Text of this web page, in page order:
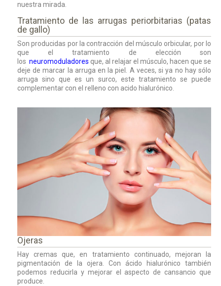
nuestra mirada.
Tratamiento de las arrugas periorbitarias (patas
de gallo)
Son producidas por la contracción del músculo orbicular, por lo
que el tratamiento de elección son
los neuromoduladores que, al relajar el músculo, hacen que se
deje de marcar la arruga en la piel. A veces, si ya no hay sólo
arruga sino que es un surco, este tratamiento se puede
complementar con el relleno con acido hialurónico.
Ojeras
Hay cremas que, en tratamiento continuado, mejoran la
pigmentación de la ojera. Con ácido hialurónico también
podemos reducirla y mejorar el aspecto de cansancio que
produce.